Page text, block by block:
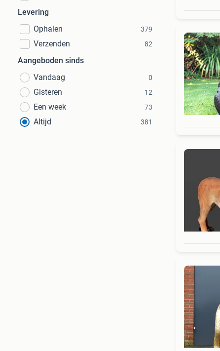
Levering
Ophalen
379
Verzenden 82
Aangeboden sinds
Vandaag
0
Gisteren 12
Een week 73
Altijd 381